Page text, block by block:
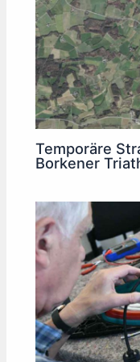
Temporäre
Borkener